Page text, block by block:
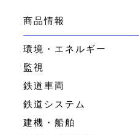
商品情報
環境・エネルギー
監視
鉄道車両
鉄道システム
建機・船舶